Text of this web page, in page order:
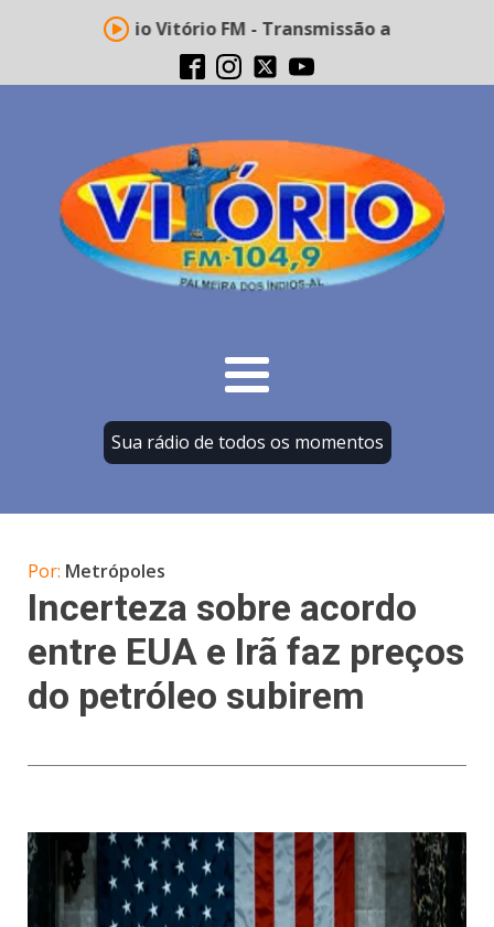
Rádio Vitório FM - Transmissão ao vivo
Sua rádio de todos os momentos
Por: Metrópoles
Incerteza sobre acordo
entre EUA e Irã faz preços
do petróleo subirem